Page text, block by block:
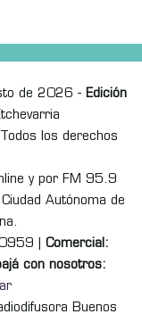
de 2026 - Edición
los derechos
y por FM 95.9
Autónoma de
| Comercial:
con nosotros:
Buenos